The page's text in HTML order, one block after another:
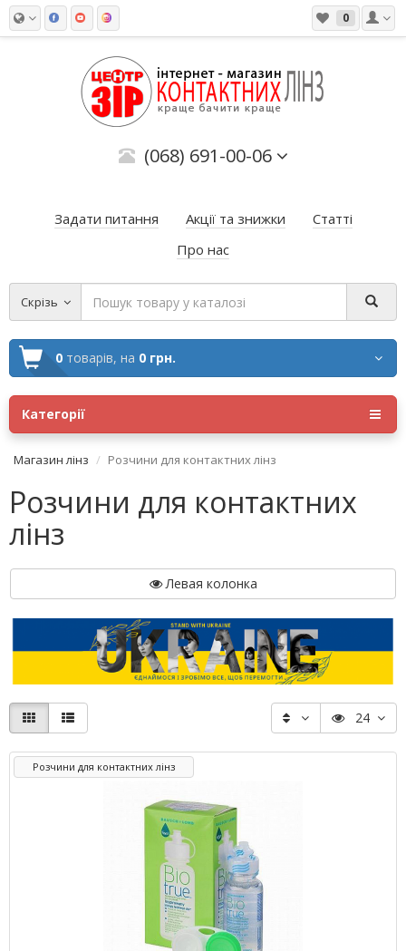
0
(068) 691-00-06
Задати питання Акції та знижки
Статті
Про нас
Скрізь
0 товарів, на 0 грн.
Категорії
Магазин лінз Розчини для контактних лінз
Розчини для контактних
лінз
Левая колонка
24
Розчини для контактних лінз